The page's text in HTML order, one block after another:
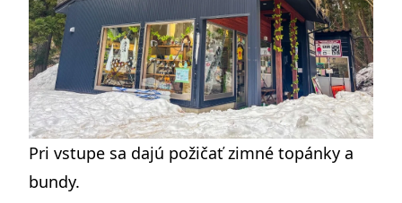
Pri vstupe sa dajú požičať zimné topánky a
bundy.